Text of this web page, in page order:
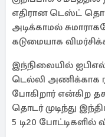
எதிரான டெஸ்ட்
அடிக்காமல்
கடுமையாக
இந்நிலையில்
டெல்லி அணிக்காக
போகிறார் என்கிற
தொடர் முடிந்து
5 டி20